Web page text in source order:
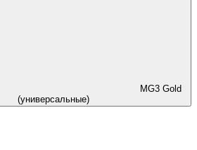
MG3 Gold
(универсальные)